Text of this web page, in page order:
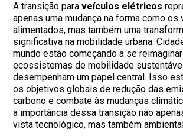
A transição paraveículos elétricos
apenas uma mudança na forma como
alimentados, mas também uma
significativa na mobilidade urbana.
mundo estão começando a se
ecossistemas de mobilidade
desempenham um papel central. Isso
os objetivos globais de redução das
carbono e combate às mudanças
a importância dessa transição não
vista tecnológico, mas também